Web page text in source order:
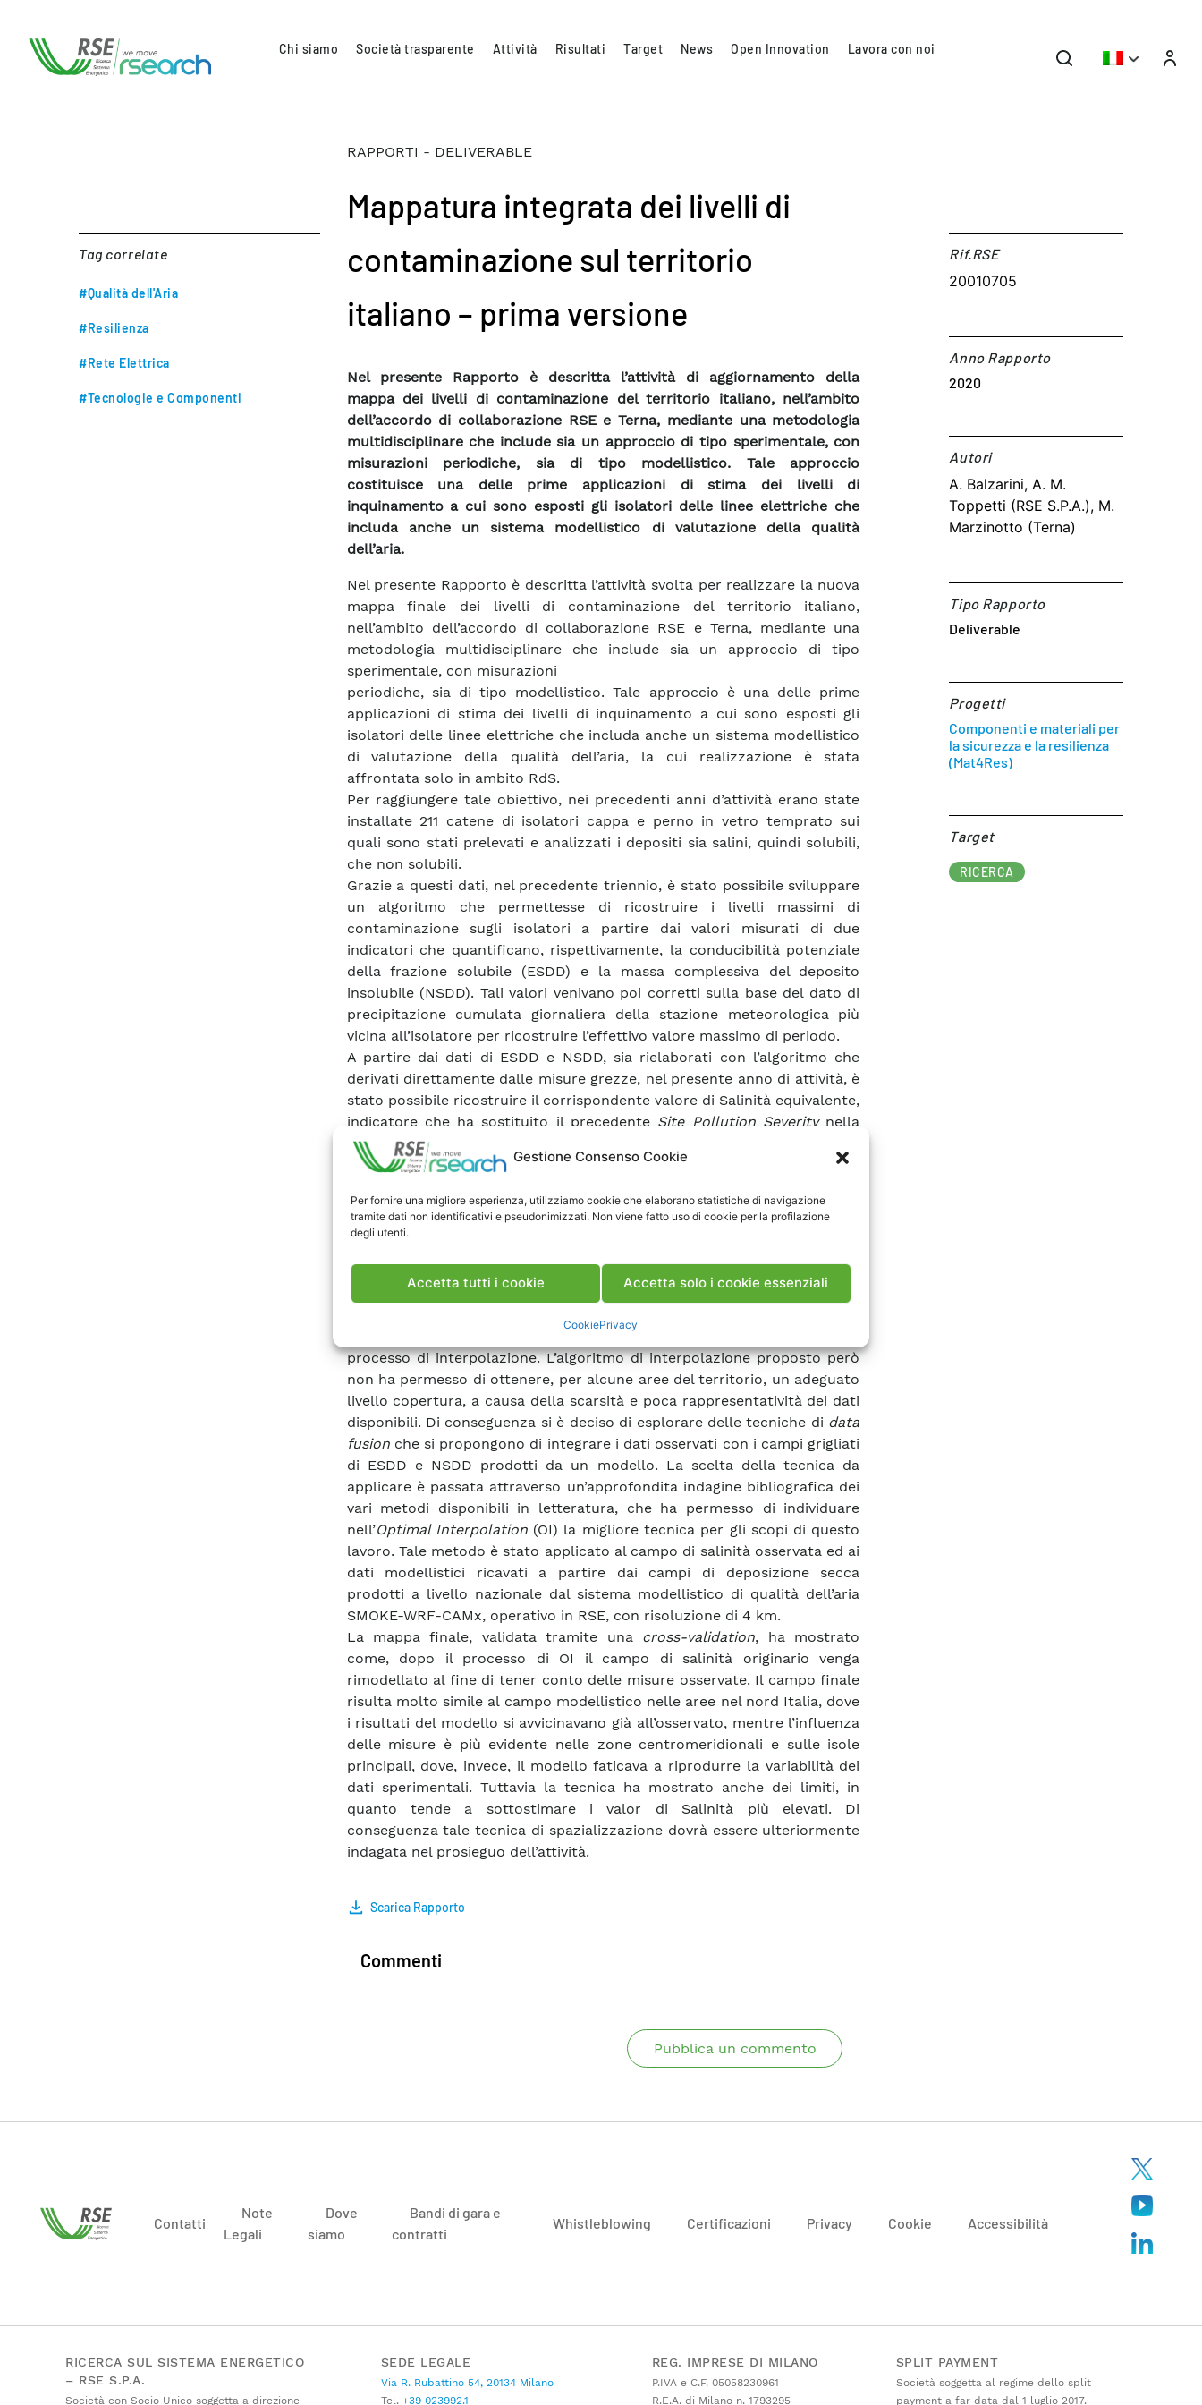
Gestione Consenso Cookie
Per fornire una migliore esperienza, utilizziamo cookie che elaborano statistiche di navigazione
tramite dati non identificativi e pseudonimizzati. Non viene fatto uso di cookie per la profilazione
degli utenti.
Accetta tutti i cookie Accetta solo i cookie essenziali
CookiePrivacy
Chi siamo Società trasparente Attività Risultati Target News Open Innovation Lavora con noi
Tag correlate
#Qualità dell'Aria
#Resilienza
#Rete Elettrica
#Tecnologie e Componenti
RAPPORTI - DELIVERABLE
Mappatura integrata dei livelli di
contaminazione sul territorio
italiano – prima versione
Nel presente Rapporto è descritta l’attività di aggiornamento della
mappa dei livelli di contaminazione del territorio italiano, nell’ambito
dell’accordo di collaborazione RSE e Terna, mediante una metodologia
multidisciplinare che include sia un approccio di tipo sperimentale, con
misurazioni periodiche, sia di tipo modellistico. Tale approccio
costituisce una delle prime applicazioni di stima dei livelli di
inquinamento a cui sono esposti gli isolatori delle linee elettriche che
includa anche un sistema modellistico di valutazione della qualità
dell’aria.
Nel presente Rapporto è descritta l’attività svolta per realizzare la nuova
mappa finale dei livelli di contaminazione del territorio italiano,
nell’ambito dell’accordo di collaborazione RSE e Terna, mediante una
metodologia multidisciplinare che include sia un approccio di tipo
sperimentale, con misurazioni
periodiche, sia di tipo modellistico. Tale approccio è una delle prime
applicazioni di stima dei livelli di inquinamento a cui sono esposti gli
isolatori delle linee elettriche che includa anche un sistema modellistico
di valutazione della qualità dell’aria, la cui realizzazione è stata
affrontata solo in ambito RdS.
Per raggiungere tale obiettivo, nei precedenti anni d’attività erano state
installate 211 catene di isolatori cappa e perno in vetro temprato sui
quali sono stati prelevati e analizzati i depositi sia salini, quindi solubili,
che non solubili.
Grazie a questi dati, nel precedente triennio, è stato possibile sviluppare
un algoritmo che permettesse di ricostruire i livelli massimi di
contaminazione sugli isolatori a partire dai valori misurati di due
indicatori che quantificano, rispettivamente, la conducibilità potenziale
della frazione solubile (ESDD) e la massa complessiva del deposito
insolubile (NSDD). Tali valori venivano poi corretti sulla base del dato di
precipitazione cumulata giornaliera della stazione meteorologica più
vicina all’isolatore per ricostruire l’effettivo valore massimo di periodo.
A partire dai dati di ESDD e NSDD, sia rielaborati con l’algoritmo che
derivati direttamente dalle misure grezze, nel presente anno di attività, è
stato possibile ricostruire il corrispondente valore di Salinità equivalente,
indicatore che ha sostituito il precedente Site Pollution Severitynella
mappatura finale. Il valore di Salinità equivalente, calcolato per l’intero
territorio italiano, ha mostrato un gradiente crescente da nord a sud e
la Salinità sia effettivamente il parametro più indicato per rappresentare
il livello di contaminazione delle superfici isolanti su un territorio
Da questi dati è stato possibile ottenere una prima mappatura su griglia
regolare, derivata dalle sole osservazioni puntuali, grazie all’applicazione
l’algoritmo scelto utilizza l’inverso della distanza come peso nel
processo di interpolazione. L’algoritmo di interpolazione proposto però
non ha permesso di ottenere, per alcune aree del territorio, un adeguato
livello copertura, a causa della scarsità e poca rappresentatività dei dati
disponibili. Di conseguenza si è deciso di esplorare delle tecniche di data
fusionche si propongono di integrare i dati osservati con i campi grigliati
di ESDD e NSDD prodotti da un modello. La scelta della tecnica da
applicare è passata attraverso un’approfondita indagine bibliografica dei
vari metodi disponibili in letteratura, che ha permesso di individuare
nell’Optimal Interpolation (OI) la migliore tecnica per gli scopi di questo
lavoro. Tale metodo è stato applicato al campo di salinità osservata ed ai
dati modellistici ricavati a partire dai campi di deposizione secca
prodotti a livello nazionale dal sistema modellistico di qualità dell’aria
SMOKE-WRF-CAMx, operativo in RSE, con risoluzione di 4 km.
La mappa finale, validata tramite una cross-validation, ha mostrato
come, dopo il processo di OI il campo di salinità originario venga
rimodellato al fine di tener conto delle misure osservate. Il campo finale
risulta molto simile al campo modellistico nelle aree nel nord Italia, dove
i risultati del modello si avvicinavano già all’osservato, mentre l’influenza
delle misure è più evidente nelle zone centromeridionali e sulle isole
principali, dove, invece, il modello faticava a riprodurre la variabilità dei
dati sperimentali. Tuttavia la tecnica ha mostrato anche dei limiti, in
quanto tende a sottostimare i valor di Salinità più elevati. Di
conseguenza tale tecnica di spazializzazione dovrà essere ulteriormente
indagata nel prosieguo dell’attività.
Scarica Rapporto
Rif.RSE​
20010705
Anno Rapporto
2020
Autori​
A. Balzarini, A. M.
Toppetti (RSE S.P.A.), M.
Marzinotto (Terna)
Tipo Rapporto
Deliverable
Progetti
Componenti e materiali per
la sicurezza e la resilienza
(Mat4Res)
Target​
RICERCA
Commenti
Pubblica un commento
Contatti
Note
Legali
Dove
siamo
Bandi di gara e
contratti
Whistleblowing Certificazioni Privacy Cookie Accessibilità
RICERCA SUL SISTEMA ENERGETICO
– RSE S.P.A.
Società con Socio Unico soggetta a direzione
SEDE LEGALE
Via R. Rubattino 54, 20134 Milano
Tel. +39 023992.1
REG. IMPRESE DI MILANO
P.IVA e C.F. 05058230961
R.E.A. di Milano n. 1793295
SPLIT PAYMENT
Società soggetta al regime dello split
payment a far data dal 1 luglio 2017.